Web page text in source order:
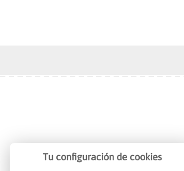
Mercalicante Empresas
Tu configuración de cookies